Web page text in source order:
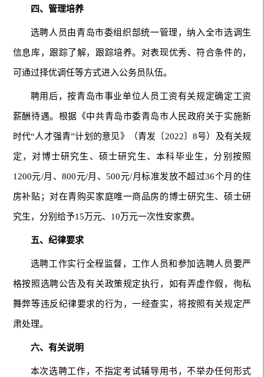
四、管理培养
选聘人员由青岛市委组织部统一管理，纳入全市选调生
信息库，跟踪了解，跟踪培养。对表现优秀、符合条件的，
可通过择优调任等方式进入公务员队伍。
聘用后，按青岛市事业单位人员工资有关规定确定工资
薪酬待遇。根据《中共青岛市委青岛市人民政府关于实施新
时代“人才强青”计划的意见》（青发〔2022〕8号）及有关规
定，对博士研究生、硕士研究生、本科毕业生，分别按照
1200元/月、800元/月、500元/月标准发放不超过36个月的住
房补贴；对在青购买家庭唯一商品房的博士研究生、硕士研
究生，分别给予15万元、10万元一次性安家费。
五、纪律要求
选聘工作实行全程监督，工作人员和参加选聘人员要严
格按照选聘公告及有关政策规定执行，如有弄虚作假，徇私
舞弊等违反纪律要求的行为，一经查实，将按照有关规定严
肃处理。
六、有关说明
本次选聘工作，不指定考试辅导用书，不举办任何形式